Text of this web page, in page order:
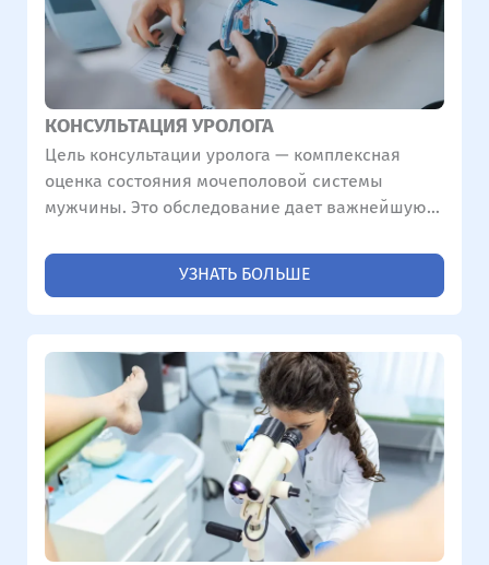
КОНСУЛЬТАЦИЯ УРОЛОГА
Цель консультации уролога — комплексная
оценка состояния мочеполовой системы
мужчины. Это обследование дает важнейшую
причин мужского бесплодия, эректильной
дисфункции и гормональных дисбалансов.
УЗНАТЬ БОЛЬШЕ